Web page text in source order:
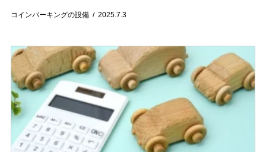
コインパーキングの設備 2025.7.3
さまざまなトラブルを引き起こす原因にもなり
きの対処...